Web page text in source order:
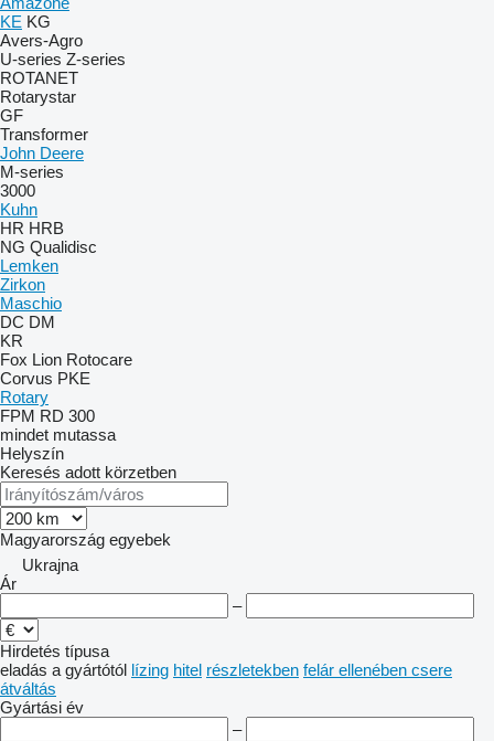
KE KG
Avers-Agro
U-series Z-series
ROTANET
Rotarystar
GF
Transformer
John Deere
M-series
3000
Kuhn
HR HRB
NG Qualidisc
Lemken
Zirkon
Maschio
DC DM
KR
Fox Lion Rotocare
Corvus PKE
Rotary
FPM RD 300
mindet mutassa
Helyszín
Keresés adott körzetben
Magyarország egyebek
Ukrajna
Ár
–
Hirdetés típusa
eladás a gyártótól lízing hitel részletekben felár ellenében csere
átváltás
Gyártási év
–